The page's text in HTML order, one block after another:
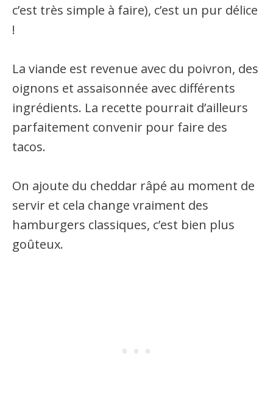
c’est très simple à faire), c’est un pur délice
!
La viande est revenue avec du poivron, des
oignons et assaisonnée avec différents
ingrédients. La recette pourrait d’ailleurs
parfaitement convenir pour faire des
tacos.
On ajoute du cheddar râpé au moment de
servir et cela change vraiment des
hamburgers classiques, c’est bien plus
goûteux.